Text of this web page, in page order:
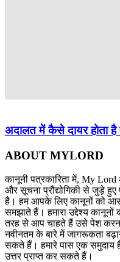
अदालत में कैसे दायर होता
ABOUT MYLORD
कानूनी पत्रकारिता में, My
और सूचना प्रौद्योगिकी से जुड़े
है। हम आपके लिए कानूनों को
समझाते हैं। हमारा उद्देश्य
तरह से आप चाहते हैं उसे पेश
नवीनतम के बारे में जागरूकता
सकते हैं। हमारे पास एक समुदाय
उत्तर प्राप्त कर सकते हैं।